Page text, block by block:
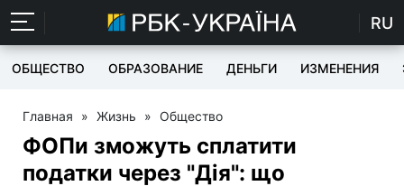
RU
ОБЩЕСТВО ОБРАЗОВАНИЕ ДЕНЬГИ ИЗМЕНЕНИЯ
Главная » Жизнь » Общество
ФОПи зможуть сплатити
податки через "Дія": що